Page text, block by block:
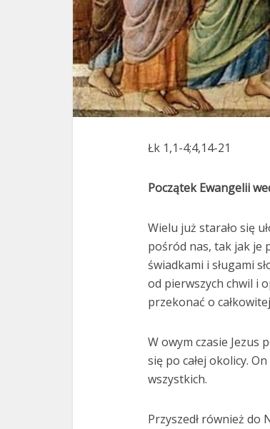
Łk 1,1-4;4,14-21
Początek Ewangelii
Wielu już starało się
pośród nas, tak jak je
świadkami i sługami
od pierwszych chwil i
przekonać o
W owym czasie Jezus
się po całej okolicy.
wszystkich.
Przyszedł również do